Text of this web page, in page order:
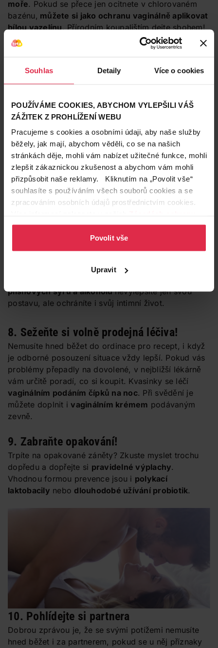
Souhlas Detaily Více o cookies
POUŽÍVÁME COOKIES, ABYCHOM VYLEPŠILI VÁŠ
ZÁŽITEK Z PROHLÍŽENÍ WEBU
Pracujeme s cookies a osobními údaji, aby naše služby
běžely, jak mají, abychom věděli, co se na našich
stránkách děje, mohli vám nabízet užitečné funkce, mohli
zlepšit zákaznickou zkušenost a abychom vám mohli
přizpůsobit naše reklamy. Kliknutím na „Povolit vše“
souhlasíte s používáním všech souborů cookies a se
zpracováním osobních údajů prostřednictvím cookies.
osobních údajů.
Povolit vše
Upravit
moře. Pokud se přece jen ocitnete v chlorovaném
bazénu, můžete si jako ochranu vaginálně aplikovat
bílou vazelínu. Přírodním koupalištím dejte sbohem!
6. Přehnaná hygiena škodí
Pozor na kosmetiku ve vaně! Na intimní oblasti by
totiž měla přijít pouze čistá voda nebospeciální
přípravky s nízkým PH , jako je např.Intimní mycí
gel Chilli intima nebo Ameté Intimní mycí gel
7. Háčky v jídelníčku
kvasinkovou infekci může významně ovlivnit také
plísňových sýrů a alkoholunevylepšíte jen svou
postavu, ale ochráníte i svůj intimní život.
8. Sežeňte si volně prodejná léčiva!
Nemusíte hned běžet do ordinace pro recept, i když
je odborné posouzení situace vždy lepší. Pokud vás
problémy přepadly na dovolené, v nejbližší lékárně
vám určitě poradí, co si koupit. Kvasinky se léčí
vaginálním podáním čípků na noc. Při svědění je
můžete doplnit ivaginálním krémem podávaným
zevně.
9. Zabraňte opakování!
Trpíte na opakované záněty? Zkuste myslet trochu
dopředu a dopřejte si pravidelné výplachy.
Vhodnou formou prevence jsou i polykací
laktobacily nebo dlouhodobé užívání probiotik.
10. Pohlídejte si partnera
Dobrou zprávou je, že se svými potížemi nemusíte
hned běžet i za partnerem, pokud se u něj příznaky